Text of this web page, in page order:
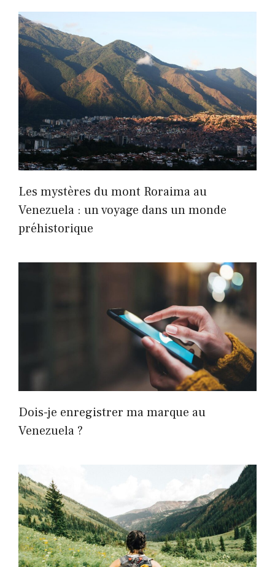
Les mystères du mont Roraima au
Venezuela : un voyage dans un monde
préhistorique
Dois-je enregistrer ma marque au
Venezuela ?